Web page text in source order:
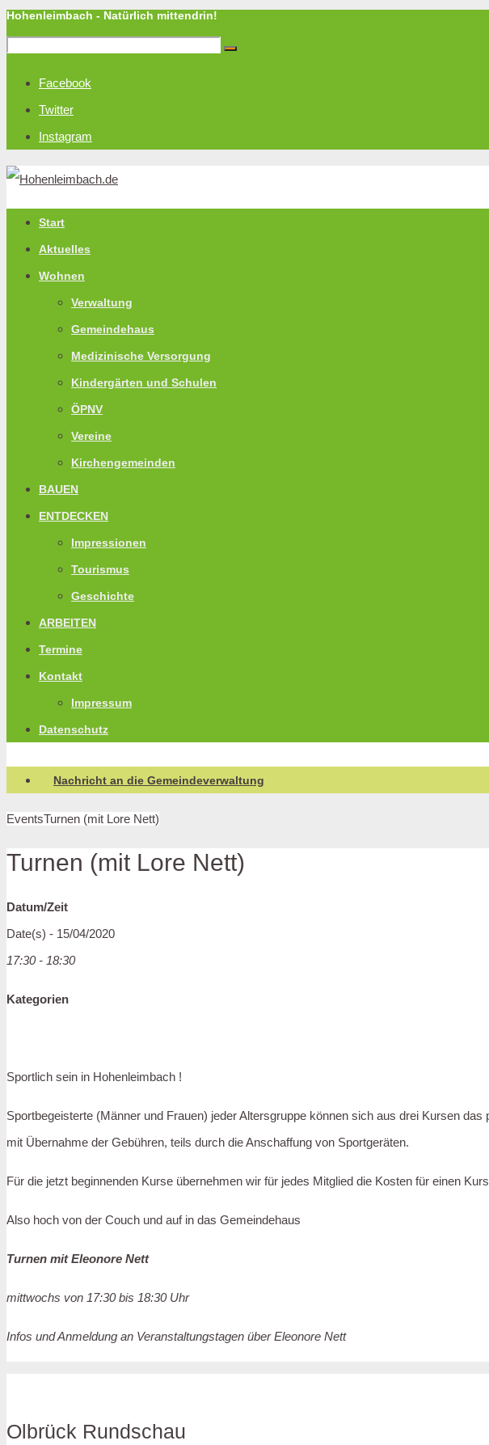
Hohenleimbach - Natürlich mittendrin!
Facebook
Twitter
Instagram
Start
Aktuelles
Wohnen
Verwaltung
Gemeindehaus
Medizinische Versorgung
Kindergärten und Schulen
ÖPNV
Vereine
Kirchengemeinden
BAUEN
ENTDECKEN
Impressionen
Tourismus
Geschichte
ARBEITEN
Termine
Kontakt
Impressum
Datenschutz
Nachricht an die Gemeindeverwaltung
EventsTurnen (mit Lore Nett)
Turnen (mit Lore Nett)
Datum/Zeit
Date(s) - 15/04/2020
17:30 - 18:30
Kategorien
Sportlich sein in Hohenleimbach !
Sportbegeisterte (Männer und Frauen) jeder Altersgruppe können sich aus drei Kursen
mit Übernahme der Gebühren, teils durch die Anschaffung von Sportgeräten.
Für die jetzt beginnenden Kurse übernehmen wir für jedes Mitglied die Kosten für einen
Also hoch von der Couch und auf in das Gemeindehaus
Turnen mit Eleonore Nett
mittwochs von 17:30 bis 18:30 Uhr
Infos und Anmeldung an Veranstaltungstagen über Eleonore Nett
Olbrück Rundschau